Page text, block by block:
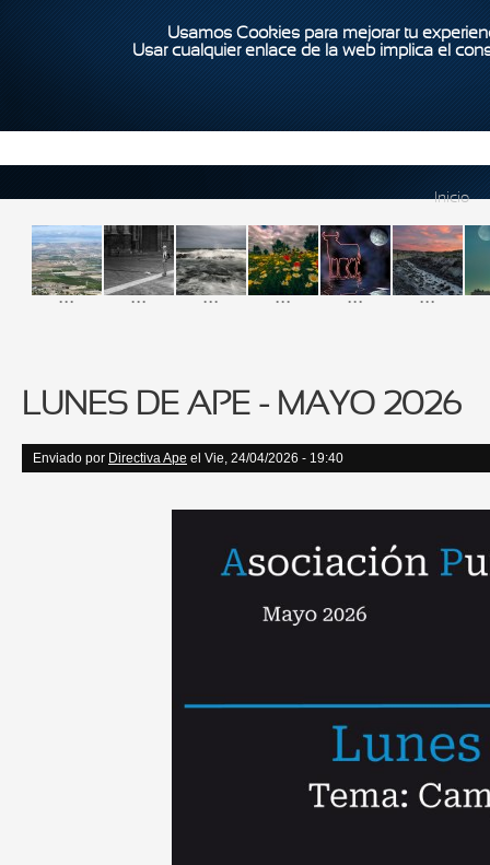
Usamos Cookies para mejorar tu
Usar cualquier enlace de la web implica el
Inicio
... ... ... ... ... ...
LUNES DE APE - MAYO 2026
Enviado por Directiva Ape el Vie, 24/04/2026 - 19:40